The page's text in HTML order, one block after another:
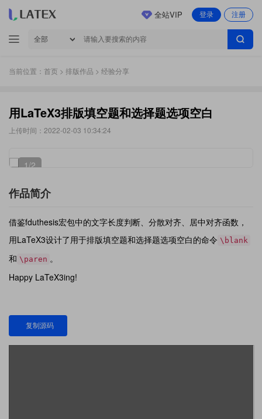
登录 注册
全站VIP
当前位置： 首页 > 排版作品 > 经验分享
用LaTeX3排版填空题和选择题选项空白
上传时间：2022-02-03 10:34:24
1/2
作品简介
借鉴fduthesis宏包中的文字长度判断、分散对齐、居中对齐函数，
用LaTeX3设计了用于排版填空题和选择题选项空白的命令 \blank
和 \paren 。
Happy LaTeX3ing!
复制源码